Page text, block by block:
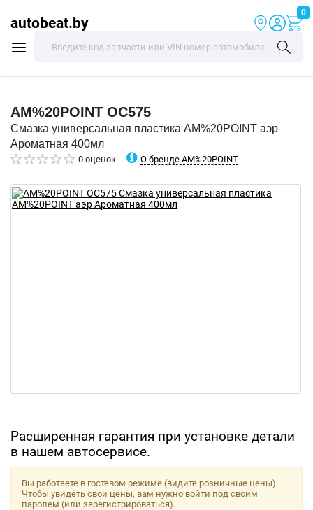
autobeat.by
0
AM%20POINT OC575
Смазка универсальная пластика AM%20POINT аэр
Ароматная 400мл
0 оценок О бренде AM%20POINT
Расширенная гарантия при установке детали
в нашем автосервисе.
Вы работаете в гостевом режиме (видите розничные цены).
Чтобы увидеть свои цены, вам нужно войти под своим
паролем (или зарегистрироваться).